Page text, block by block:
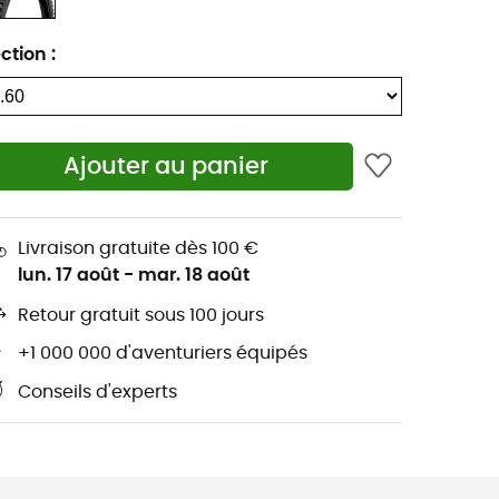
:
Ajouter au panier
Livraison gratuite dès 100 €
lun. 17 août - mar. 18 août
Retour gratuit sous 100 jours
+1 000 000 d'aventuriers équipés
Conseils d'experts